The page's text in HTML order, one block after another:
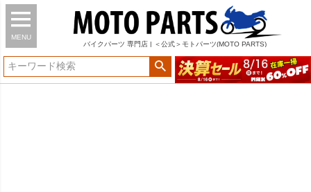
MENU
バイク パーツ 専門店 | ＜公式＞モトパーツ(MOTO PARTS)